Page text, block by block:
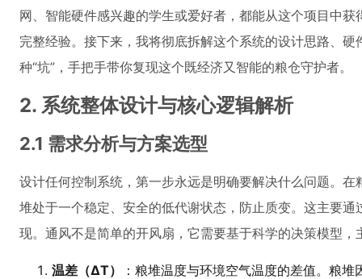
网、智能硬件感兴趣的学生或爱好者，都能从这个项目中
完整经验。接下来，我将彻底拆解这个系统的设计思路、
种“坑”，手把手带你复现这个既经济又智能的粮仓守护者。
2. 系统整体设计与核心逻辑解析
2.1 需求分析与方案选型
设计任何控制系统，第一步永远是明确要解决什么问题。
堆处于一个稳定、安全的低代谢状态，防止质变。这主要
现。通风不是简单的开风扇，它需要基于科学的决策模型
温差（ΔT）
：粮堆温度与环境空气温度的差值。粮